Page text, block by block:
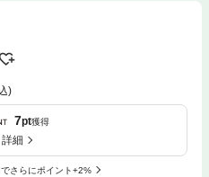
)
7pt獲得
細
さらにポイント+2%